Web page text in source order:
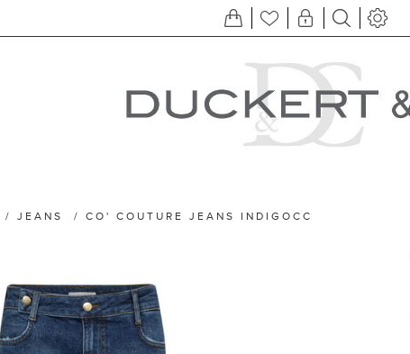
/ JEANS / CO' COUTURE JEANS INDIGOCC